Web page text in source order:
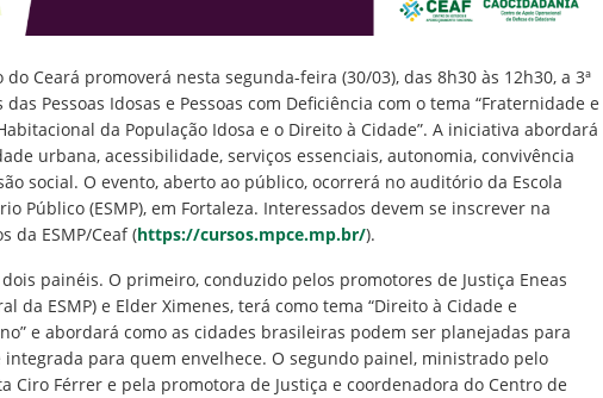
Ceará promoverá nesta segunda-feira (30/03), das 8h30 às 12h30, a 3ª
Pessoas Idosas e Pessoas com Deficiência com o tema “Fraternidade e
da População Idosa e o Direito à Cidade”. A iniciativa abordará
urbana, acessibilidade, serviços essenciais, autonomia, convivência
social. O evento, aberto ao público, ocorrerá no auditório da Escola
Público (ESMP), em Fortaleza. Interessados devem se inscrever na
da ESMP/Ceaf (https://cursos.mpce.mp.br/).
painéis. O primeiro, conduzido pelos promotores de Justiça Eneas
da ESMP) e Elder Ximenes, terá como tema “Direito à Cidade e
e abordará como as cidades brasileiras podem ser planejadas para
para quem envelhece. O segundo painel, ministrado pelo
Ciro Férrer e pela promotora de Justiça e coordenadora do Centro de